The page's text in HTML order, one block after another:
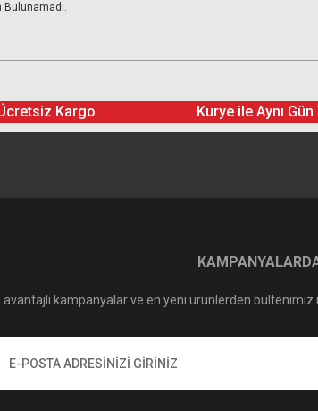
Bulunamadı.
Kargo Kurye ile Aynı
avantajlı kampanyalar ve en yeni ürünlerden bültenimiz